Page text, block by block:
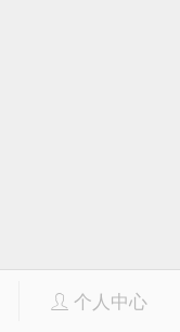
个人中心